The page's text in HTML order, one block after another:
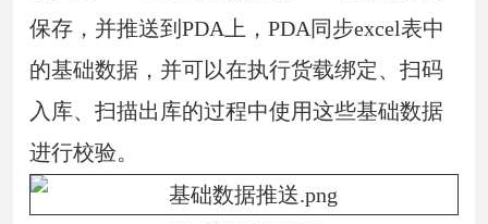
保存，并推送到PDA上，PDA同步excel表中
的基础数据，并可以在执行货载绑定、扫码
入库、扫描出库的过程中使用这些基础数据
进行校验。